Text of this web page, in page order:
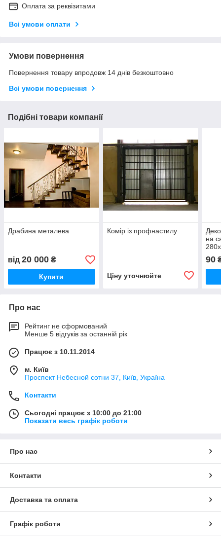
Оплата за реквізитами
Всі умови оплати
Умови повернення
Повернення товару впродовж 14 днів безкоштовно
Всі умови повернення
Подібні товари компанії
Драбина металева
від 20 000 ₴
Купити
Комір із профнастилу
Ціну уточнюйте
на
за
90
Про нас
Рейтинг не сформований
Менше 5 відгуків за останній рік
Працює з 10.11.2014
м. Київ
Проспект Небесной сотни 37, Київ, Україна
Контакти
Сьогодні працює з 10:00 до 21:00
Показати весь графік роботи
Про нас
Контакти
Доставка та оплата
Графік роботи